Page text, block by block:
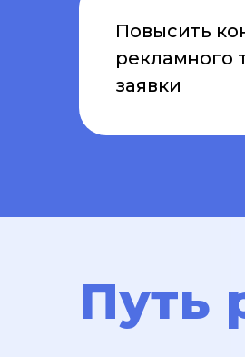
Повысить
рекламного
заявки
Путь